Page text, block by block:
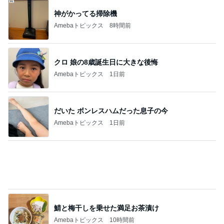
神がかってる掃除機
Amebaトピックス 8時間前
クロ 娘の8歳誕生日に大きな後悔
Amebaトピックス 1日前
だいた ボンレスハムだった息子の今
Amebaトピックス 1日前
鯖と梅干しを乗せた満足お茶漬け
Amebaトピックス 10時間前